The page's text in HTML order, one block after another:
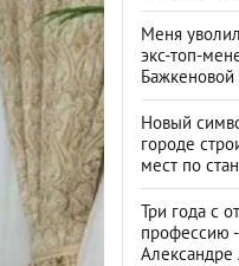
Меня
экс-топ-
Бажкеновой
Новый
городе
мест по
Три года с
профессию
Александре